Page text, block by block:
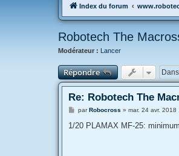
Index du forum
Robotech The
Modérateur : Lancer
Répondre
Re: Robotech The
M
s
parRobocross » mar. 24 avr. 2018
1/20 PLAMAX MF-25: